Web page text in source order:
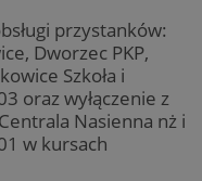
przystanków:
Dworzec PKP,
Szkoła i
oraz wyłączenie z
Nasienna nż i
w kursach